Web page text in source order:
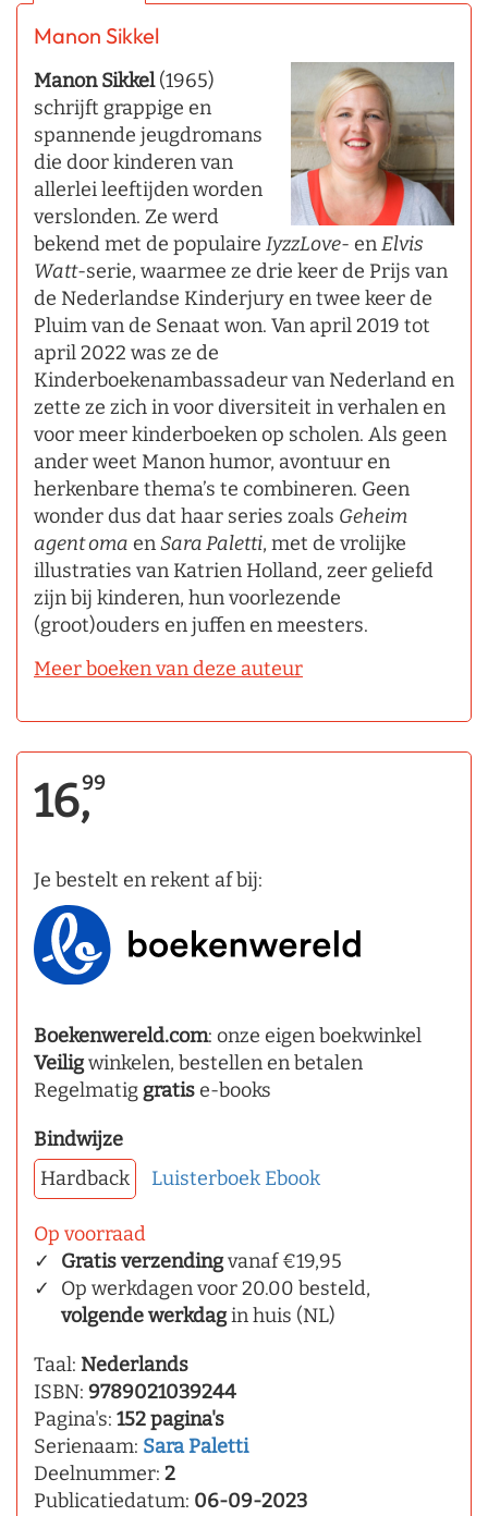
Manon Sikkel
Manon Sikkel(1965)
schrijft grappige en
spannende jeugdromans
die door kinderen van
allerlei leeftijden worden
verslonden. Ze werd
bekend met de populaire IyzzLove- enElvis
Watt-serie, waarmee ze drie keer de Prijs van
de Nederlandse Kinderjury en twee keer de
Pluim van de Senaat won. Van april 2019 tot
april 2022 was ze de
Kinderboekenambassadeur van Nederland en
zette ze zich in voor diversiteit in verhalen en
voor meer kinderboeken op scholen. Als geen
ander weet Manon humor, avontuur en
herkenbare thema’s te combineren. Geen
wonder dus dat haar series zoals Geheim
agent oma enSara Paletti, met de vrolijke
illustraties van Katrien Holland, zeer geliefd
zijn bij kinderen, hun voorlezende
(groot)ouders en juffen en meesters.
Meer boeken van deze auteur
16,99
Je bestelt en rekent af bij:
Boekenwereld.com: onze eigen boekwinkel
Veiligwinkelen, bestellen en betalen
Regelmatig gratise-books
Bindwijze
Hardback
Luisterboek Ebook
Op voorraad
Gratis verzendingvanaf €19,95
Op werkdagen voor 20.00 besteld,
volgende werkdagin huis (NL)
Taal: Nederlands
ISBN: 9789021039244
Pagina's: 152 pagina's
Serienaam: Sara Paletti
Deelnummer: 2
Publicatiedatum: 06-09-2023